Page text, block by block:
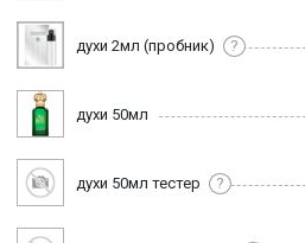
духи 2мл (пробник) ?
духи 50мл
духи 50мл тестер ?